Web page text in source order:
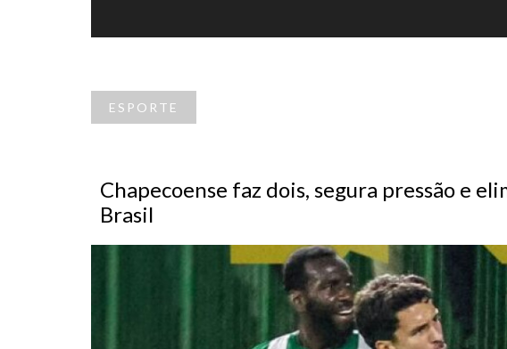
ESPORTE
Chapecoense faz dois, segura pressão e
Brasil